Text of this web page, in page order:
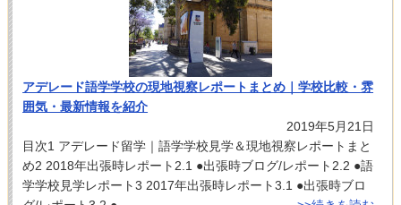
アデレード語学学校の現地視察レポートまとめ｜学校比較・雰
囲気・最新情報を紹介
2019年5月21日
目次1 アデレード留学｜語学学校見学＆現地視察レポートまと
め2 2018年出張時レポート2.1 ●出張時ブログ/レポート2.2 ●語
学学校見学レポート3 2017年出張時レポート3.1 ●出張時ブロ